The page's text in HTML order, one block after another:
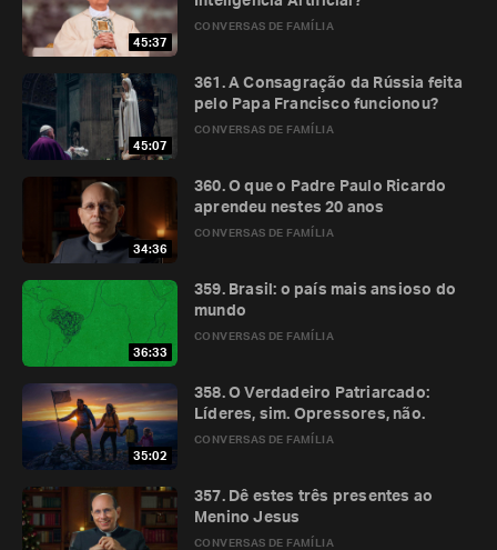
45:37
CONVERSAS DE FAMÍLIA
45:07
CONVERSAS DE FAMÍLIA
361. A Consagração da Rússia feita
pelo Papa Francisco funcionou?
34:36
CONVERSAS DE FAMÍLIA
360. O que o Padre Paulo Ricardo
aprendeu nestes 20 anos
36:33
CONVERSAS DE FAMÍLIA
359. Brasil: o país mais ansioso do
mundo
35:02
CONVERSAS DE FAMÍLIA
358. O Verdadeiro Patriarcado:
Líderes, sim. Opressores, não.
CONVERSAS DE FAMÍLIA
357. Dê estes três presentes ao
Menino Jesus